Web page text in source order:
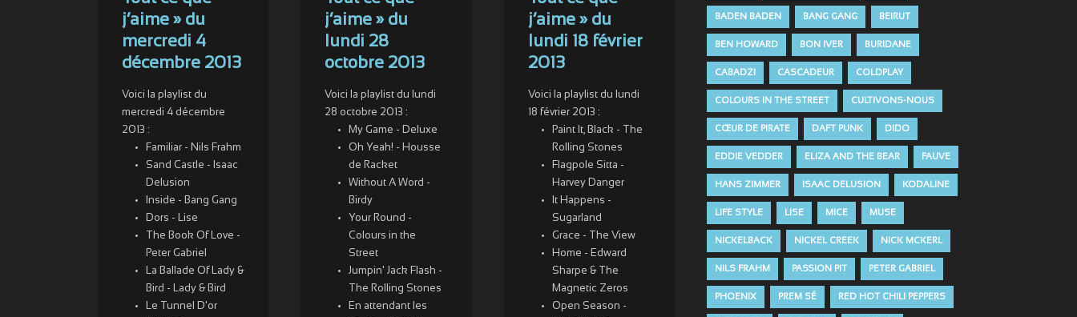
j’aime » du
mercredi 4
décembre 2013
Voici la playlist du
mercredi 4 décembre
2013 :
Familiar - Nils Frahm
Sand Castle - Isaac
Delusion
Inside - Bang Gang
Dors - Lise
The Book Of Love -
Peter Gabriel
La Ballade Of Lady &
Bird - Lady & Bird
Le Tunnel D'or
j’aime » du
lundi 28
octobre 2013
Voici la playlist du lundi
28 octobre 2013 :
My Game - Deluxe
Oh Yeah! - Housse
de Racket
Without A Word -
Birdy
Your Round -
Colours in the
Street
Jumpin' Jack Flash -
The Rolling Stones
En attendant les
j’aime » du
lundi 18 février
2013
Voici la playlist du lundi
18 février 2013 :
Paint It, Black - The
Rolling Stones
Flagpole Sitta -
Harvey Danger
It Happens -
Sugarland
Grace - The View
Home - Edward
Sharpe & The
Magnetic Zeros
Open Season -
BADEN BADEN BANG GANG BEIRUT
BEN HOWARD BON IVER BURIDANE
CABADZI CASCADEUR COLDPLAY
COLOURS IN THE STREET CULTIVONS-NOUS
CŒUR DE PIRATE DAFT PUNK DIDO
EDDIE VEDDER ELIZA AND THE BEAR FAUVE
HANS ZIMMER ISAAC DELUSION KODALINE
LIFE STYLE LISE MICE MUSE
NICKELBACK NICKEL CREEK NICK MCKERL
NILS FRAHM PASSION PIT PETER GABRIEL
PHOENIX PREM SÉ RED HOT CHILI PEPPERS